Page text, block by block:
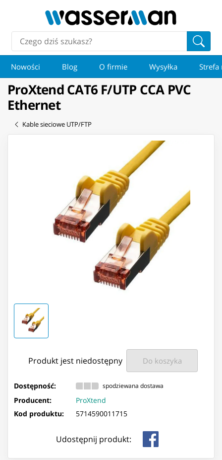
Nowości Blog O firmie Wysyłka Strefa
ProXtend CAT6 F/UTP CCA PVC
Ethernet
Kable sieciowe UTP/FTP
Produkt jest niedostępny Do koszyka
Dostępność: spodziewana dostawa
Producent:
ProXtend
Kod produktu:
5714590011715
Udostępnij produkt: